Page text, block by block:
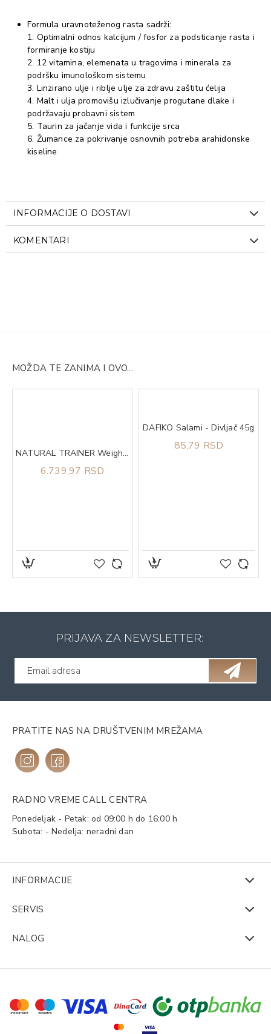
Formula uravnoteženog rasta sadrži:
1. Optimalni odnos kalcijum / fosfor za podsticanje rasta i
formiranje kostiju
2. 12 vitamina, elemenata u tragovima i minerala za
podršku imunološkom sistemu
3. Linzirano ulje i riblje ulje za zdravu zaštitu ćelija
4. Malt i ulja promovišu izlučivanje progutane dlake i
podržavaju probavni sistem
5. Taurin za jačanje vida i funkcije srca
6. Žumance za pokrivanje osnovnih potreba arahidonske
kiseline
INFORMACIJE O DOSTAVI
KOMENTARI
MOŽDA TE ZANIMA I OVO...
NATURAL TRAINER Weight care sa belim mesom za pse srednjih i velikih rasa 12kg
6.739,97 RSD
DAFIKO Salami - Divljač 45g
85,79 RSD
PRIJAVA ZA NEWSLETTER:
PRATITE NAS NA DRUŠTVENIM MREŽAMA
RADNO VREME CALL CENTRA
Ponedeljak - Petak: od 09:00 h do 16:00 h
Subota: - Nedelja: neradni dan
INFORMACIJE
SERVIS
NALOG